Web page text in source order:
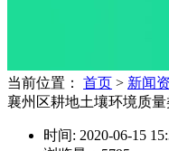
当前位置： 首页 > 新闻
襄州区耕地土壤环境质
时间: 2020-06-15